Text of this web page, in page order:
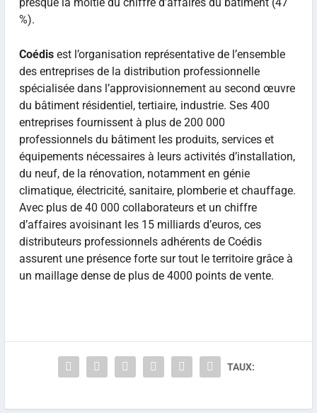
%).
Coédisest l’organisation représentative de l’ensemble
des entreprises de la distribution professionnelle
spécialisée dans l’approvisionnement au second œuvre
du bâtiment résidentiel, tertiaire, industrie. Ses 400
entreprises fournissent à plus de 200 000
professionnels du bâtiment les produits, services et
équipements nécessaires à leurs activités d’installation,
du neuf, de la rénovation, notamment en génie
climatique, électricité, sanitaire, plomberie et chauffage.
Avec plus de 40 000 collaborateurs et un chiffre
d’affaires avoisinant les 15 milliards d’euros, ces
distributeurs professionnels adhérents de Coédis
assurent une présence forte sur tout le territoire grâce à
un maillage dense de plus de 4000 points de vente.
TAUX: